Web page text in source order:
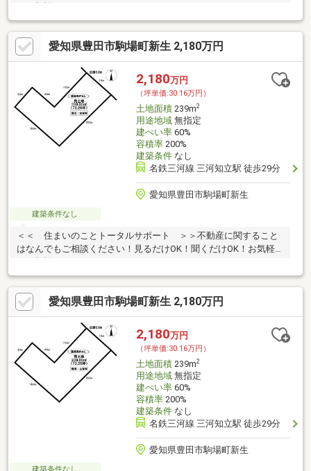
にご相談ください♪
愛知県豊田市駒場町新生 2,180万円
2,180万円
（坪単価:30.16万円）
土地面積239m2
用途地域無指定
建ぺい率60%
容積率200%
建築条件なし
名鉄三河線 三河知立駅 徒歩29分
愛知県豊田市駒場町新生
建築条件なし
＜＜ 住まいのことトータルサポート ＞＞不動産に関すること
はなんでもご相談ください！見るだけOK！聞くだけOK！お気軽
愛知県豊田市駒場町新生 2,180万円
2,180万円
（坪単価:30.16万円）
土地面積239m2
用途地域無指定
建ぺい率60%
容積率200%
建築条件なし
名鉄三河線 三河知立駅 徒歩29分
愛知県豊田市駒場町新生